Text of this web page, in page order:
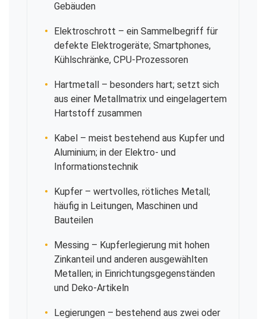
Gebäuden
Elektroschrott – ein Sammelbegriff für
defekte Elektrogeräte; Smartphones,
Kühlschränke, CPU-Prozessoren
Hartmetall – besonders hart; setzt sich
aus einer Metallmatrix und eingelagertem
Hartstoff zusammen
Kabel – meist bestehend aus Kupfer und
Aluminium; in der Elektro- und
Informationstechnik
Kupfer – wertvolles, rötliches Metall;
häufig in Leitungen, Maschinen und
Bauteilen
Messing – Kupferlegierung mit hohen
Zinkanteil und anderen ausgewählten
Metallen; in Einrichtungsgegenständen
und Deko-Artikeln
Legierungen – bestehend aus zwei oder